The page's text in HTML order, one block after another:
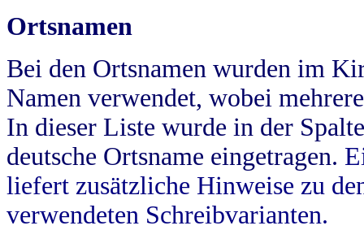
Ortsnamen
Bei den Ortsnamen wurden im
Namen verwendet, wobei
In dieser Liste wurde in der
deutsche Ortsname eingetragen.
liefert zusätzliche Hinweise zu
verwendeten Schreibvarianten.